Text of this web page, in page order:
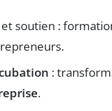
et soutien :
:
.